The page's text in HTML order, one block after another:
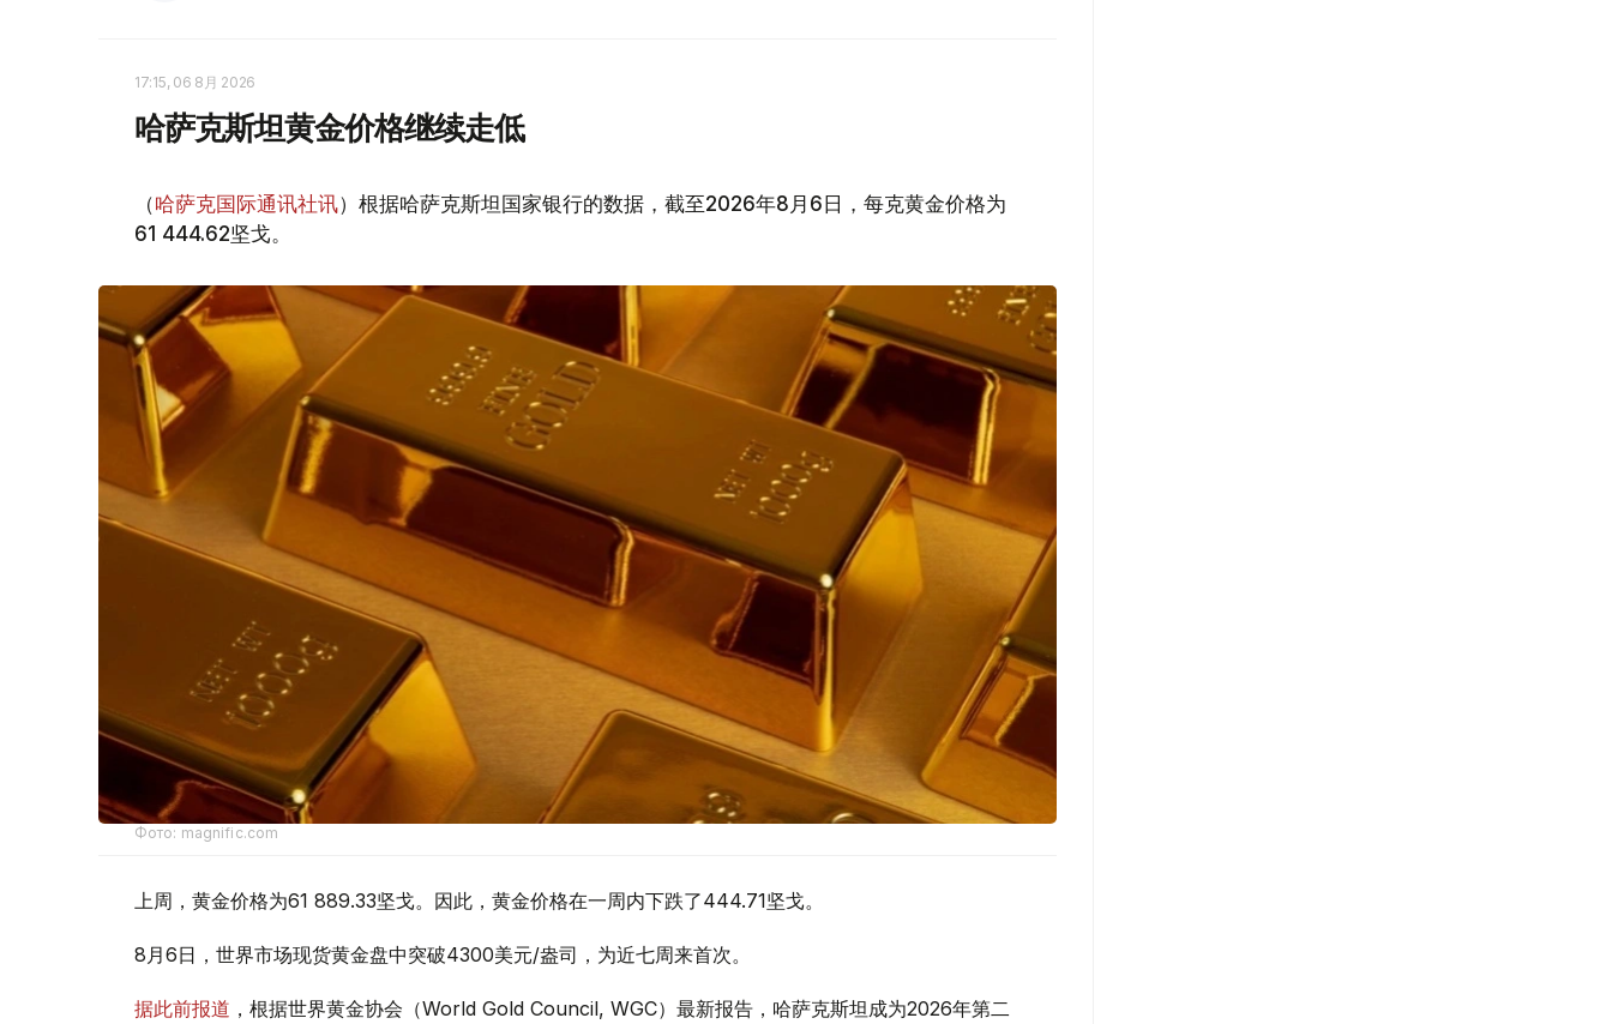
17:15, 06 8月 2026
哈萨克斯坦黄金价格继续走低
（哈萨克国际通讯社讯）根据哈萨克斯坦国家银行的数据，截至2026年8月6日，每克黄金价格为
61 444.62坚戈。
Фото: magnific.com
上周，黄金价格为61 889.33坚戈。因此，黄金价格在一周内下跌了444.71坚戈。
8月6日，世界市场现货黄金盘中突破4300美元/盎司，为近七周来首次。
据此前报道 ，根据世界黄金协会（World Gold Council, WGC）最新报告，哈萨克斯坦成为2026年第二